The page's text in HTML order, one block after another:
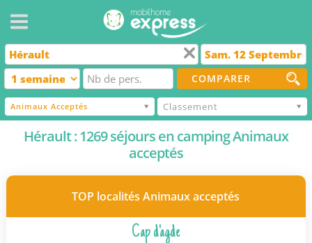
COMPARER
Animaux Acceptés Classement
Hérault : 1269 séjours en camping Animaux
acceptés
TOP localités Animaux acceptés
Cap d'agde